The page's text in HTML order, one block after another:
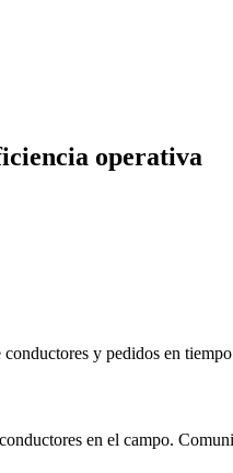
operativa
y pedidos en
en el campo.